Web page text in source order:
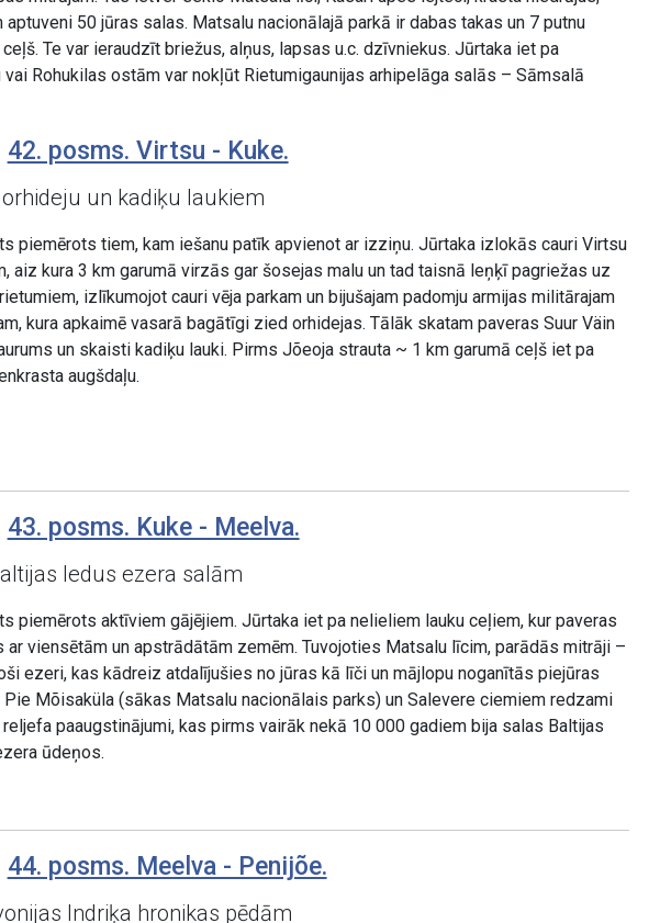
50 jūras salas. Matsalu nacionālajā parkā ir dabas takas un 7 putnu
Te var ieraudzīt briežus, alņus, lapsas u.c. dzīvniekus. Jūrtaka iet pa
Rohukilas ostām var nokļūt Rietumigaunijas arhipelāga salās – Sāmsalā
42. posms. Virtsu - Kuke.
un kadiķu laukiem
piemērots tiem, kam iešanu patīk apvienot ar izziņu. Jūrtaka izlokās cauri Virtsu
aiz kura 3 km garumā virzās gar šosejas malu un tad taisnā leņķī pagriežas uz
izlīkumojot cauri vēja parkam un bijušajam padomju armijas militārajam
kura apkaimē vasarā bagātīgi zied orhidejas. Tālāk skatam paveras Suur Väin
un skaisti kadiķu lauki. Pirms Jõeoja strauta ~ 1 km garumā ceļš iet pa
augšdaļu.
43. posms. Kuke - Meelva.
ledus ezera salām
piemērots aktīviem gājējiem. Jūrtaka iet pa nelieliem lauku ceļiem, kur paveras
ar viensētām un apstrādātām zemēm. Tuvojoties Matsalu līcim, parādās mitrāji –
ezeri, kas kādreiz atdalījušies no jūras kā līči un mājlopu noganītās piejūras
Pie Mõisaküla (sākas Matsalu nacionālais parks) un Salevere ciemiem redzami
paaugstinājumi, kas pirms vairāk nekā 10 000 gadiem bija salas Baltijas
ūdeņos.
44. posms. Meelva - Penijõe.
Indriķa hronikas pēdām